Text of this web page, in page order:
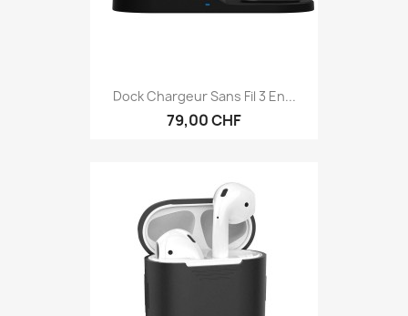
Dock Chargeur Sans Fil 3 En...
79,00 CHF